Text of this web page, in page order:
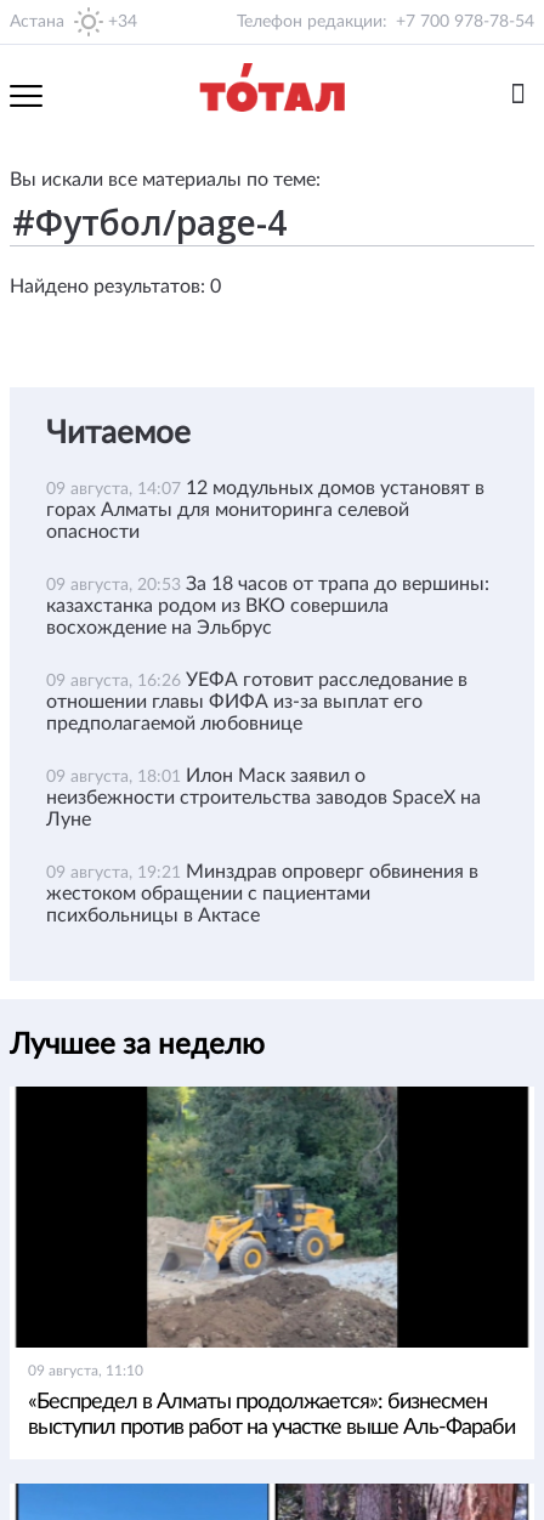
Астана +34 Телефон редакции: +7 700 978-78-54
Вы искали все материалы по теме:
Найдено результатов: 0
Читаемое
09 августа, 14:07 12 модульных домов установят в
горах Алматы для мониторинга селевой
опасности
09 августа, 20:53 За 18 часов от трапа до вершины:
казахстанка родом из ВКО совершила
восхождение на Эльбрус
09 августа, 16:26 УЕФА готовит расследование в
отношении главы ФИФА из-за выплат его
предполагаемой любовнице
09 августа, 18:01 Илон Маск заявил о
неизбежности строительства заводов SpaceX на
Луне
09 августа, 19:21 Минздрав опроверг обвинения в
жестоком обращении с пациентами
психбольницы в Актасе
Лучшее за неделю
09 августа, 11:10
«Беспредел в Алматы продолжается»: бизнесмен
выступил против работ на участке выше Аль-Фараби